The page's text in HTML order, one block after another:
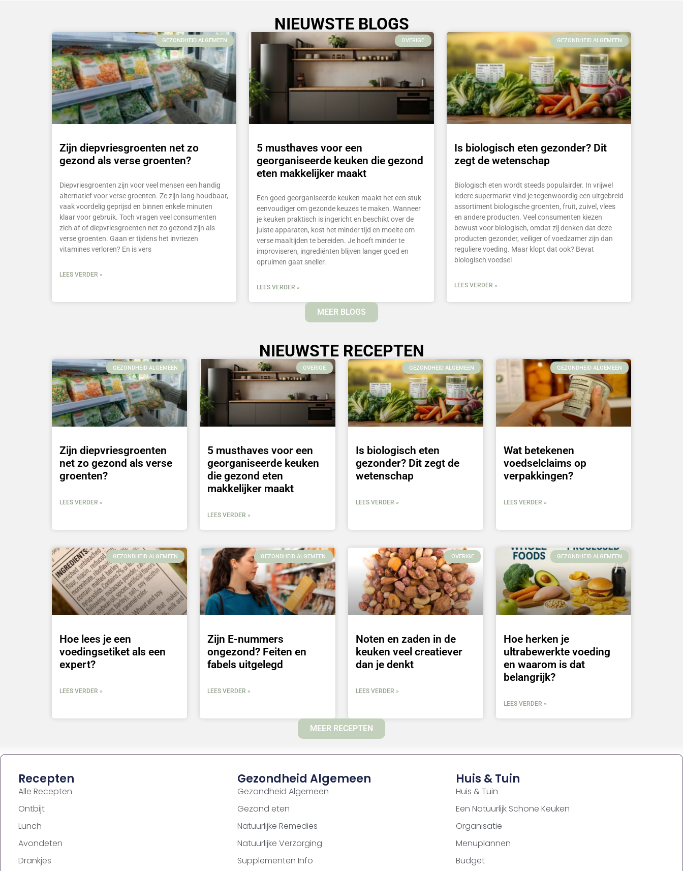
NIEUWSTE BLOGS
GEZONDHEID ALGEMEEN
Zijn diepvriesgroenten net zo
gezond als verse groenten?
Diepvriesgroenten zijn voor veel mensen een handig
alternatief voor verse groenten. Ze zijn lang houdbaar,
vaak voordelig geprijsd en binnen enkele minuten
klaar voor gebruik. Toch vragen veel consumenten
zich af of diepvriesgroenten net zo gezond zijn als
verse groenten. Gaan er tijdens het invriezen
vitamines verloren? En is vers
LEES VERDER »
OVERIGE
5 musthaves voor een
georganiseerde keuken die gezond
eten makkelijker maakt
Een goed georganiseerde keuken maakt het een stuk
eenvoudiger om gezonde keuzes te maken. Wanneer
je keuken praktisch is ingericht en beschikt over de
juiste apparaten, kost het minder tijd en moeite om
verse maaltijden te bereiden. Je hoeft minder te
improviseren, ingrediënten blijven langer goed en
opruimen gaat sneller.
LEES VERDER »
GEZONDHEID ALGEMEEN
Is biologisch eten gezonder? Dit
zegt de wetenschap
Biologisch eten wordt steeds populairder. In vrijwel
iedere supermarkt vind je tegenwoordig een uitgebreid
assortiment biologische groenten, fruit, zuivel, vlees
en andere producten. Veel consumenten kiezen
bewust voor biologisch, omdat zij denken dat deze
producten gezonder, veiliger of voedzamer zijn dan
reguliere voeding. Maar klopt dat ook? Bevat
biologisch voedsel
LEES VERDER »
MEER BLOGS
NIEUWSTE RECEPTEN
GEZONDHEID ALGEMEEN
Zijn diepvriesgroenten
net zo gezond als verse
groenten?
LEES VERDER »
OVERIGE
5 musthaves voor een
georganiseerde keuken
die gezond eten
makkelijker maakt
LEES VERDER »
GEZONDHEID ALGEMEEN
Is biologisch eten
gezonder? Dit zegt de
wetenschap
LEES VERDER »
GEZONDHEID ALGEMEEN
Wat betekenen
voedselclaims op
verpakkingen?
LEES VERDER »
GEZONDHEID ALGEMEEN
Hoe lees je een
voedingsetiket als een
expert?
LEES VERDER »
GEZONDHEID ALGEMEEN
Zijn E-nummers
ongezond? Feiten en
fabels uitgelegd
LEES VERDER »
OVERIGE
Noten en zaden in de
keuken veel creatiever
dan je denkt
LEES VERDER »
GEZONDHEID ALGEMEEN
Hoe herken je
ultrabewerkte voeding
en waarom is dat
belangrijk?
LEES VERDER »
MEER RECEPTEN
Recepten
Alle Recepten
Ontbijt
Lunch
Avondeten
Drankjes
Gezondheid Algemeen
Gezondheid Algemeen
Gezond eten
Natuurlijke Remedies
Natuurlijke Verzorging
Supplementen Info
Huis & Tuin
Huis & Tuin
Een Natuurlijk Schone Keuken
Organisatie
Menuplannen
Budget